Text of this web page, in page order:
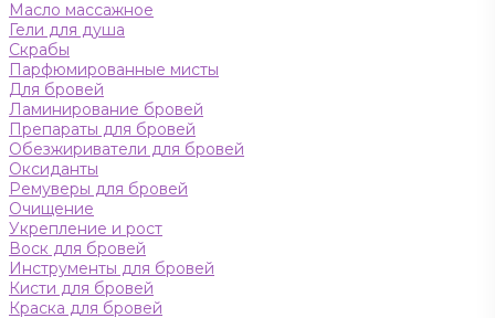
Масло массажное
Гели для душа
Скрабы
Парфюмированные мисты
Для бровей
Ламинирование бровей
Препараты для бровей
Обезжириватели для бровей
Оксиданты
Ремуверы для бровей
Очищение
Укрепление и рост
Воск для бровей
Инструменты для бровей
Кисти для бровей
Краска для бровей